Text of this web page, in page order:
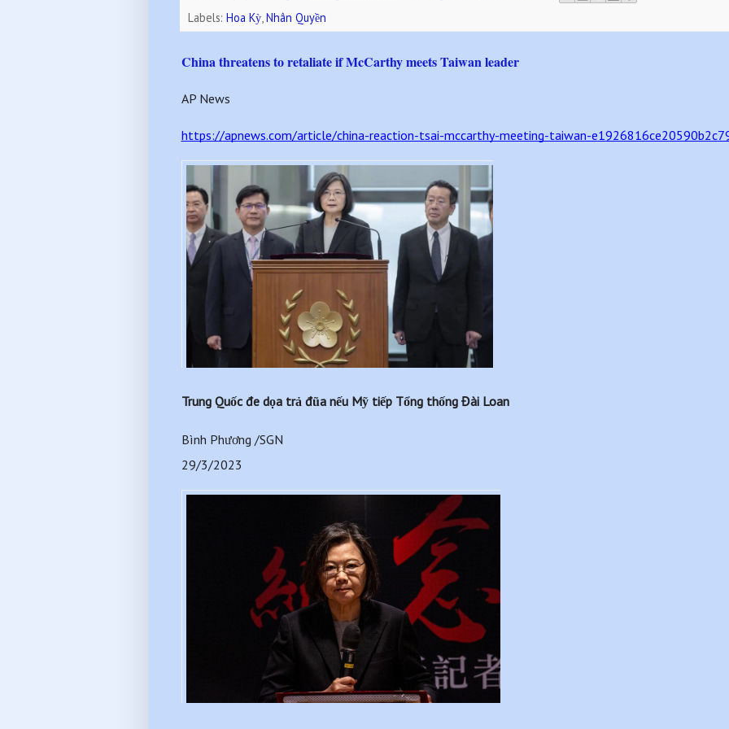
Labels: Hoa Kỳ,Nhân Quyền
China threatens to retaliate if McCarthy meets Taiwan leader
AP News
https://apnews.com/article/china-reaction-tsai-mccarthy-meeting-taiwan-
Trung Quốc đe dọa trả đũa nếu Mỹ tiếp Tổng thống Đài Loan
Bình Phương /SGN
29/3/2023